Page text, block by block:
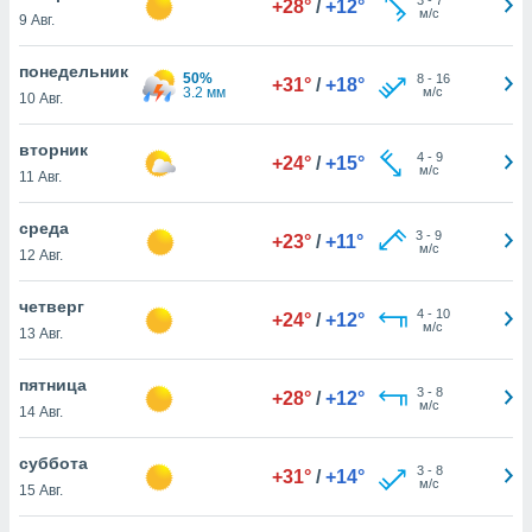
действия
рекламу
нашей
cookie
cookie
в
нашего
9 Авг.
+28° / +12°
м/с
понедельник
10 Авг.
50%
3.2 мм
+31° / +18° 8- 16
м/с
вторник
11 Авг.
+24° / +15° 4- 9
м/с
среда
12 Авг.
+23° / +11° 3 -9
м/с
четверг
13 Авг.
+24° / +12° 4- 10
м/с
пятница
14 Авг.
+28° / +12° 3- 8
м/с
суббота
15 Авг.
+31° / +14° 3- 8
м/с